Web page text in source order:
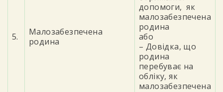
5.
Малозабезпечена
родина
допомоги, як
малозабезпечена
родина
або
– Довідка, що
родина
перебуває на
обліку, як
малозабезпечена